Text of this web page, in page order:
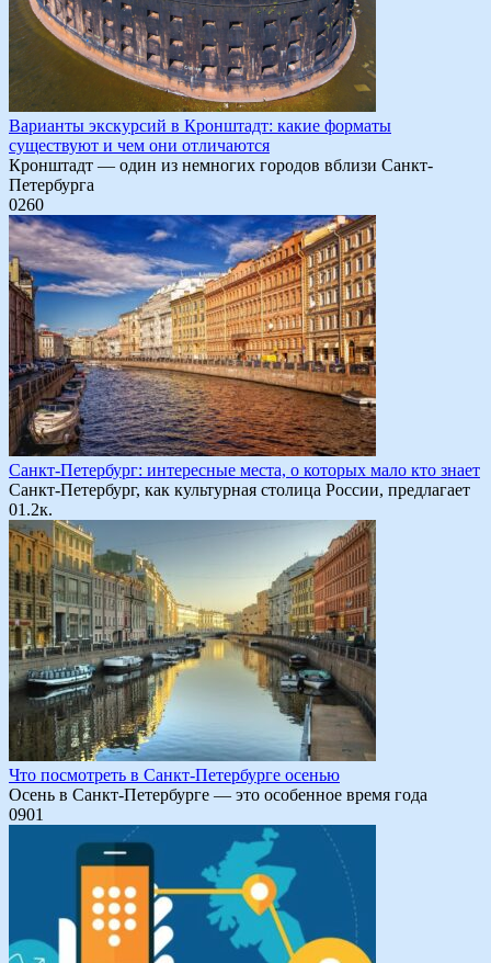
Варианты экскурсий в Кронштадт: какие форматы
существуют и чем они отличаются
Кронштадт — один из немногих городов вблизи Санкт-
Петербурга
0260
Санкт-Петербург: интересные места, о которых мало кто знает
Санкт-Петербург, как культурная столица России, предлагает
01.2к.
Что посмотреть в Санкт-Петербурге осенью
Осень в Санкт-Петербурге — это особенное время года
0901